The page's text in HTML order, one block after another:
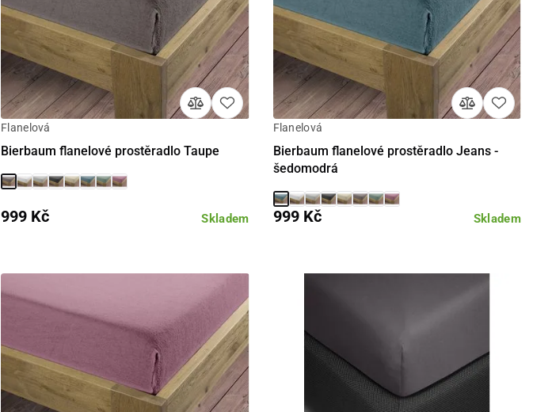
Flanelová
Bierbaum flanelové prostěradlo Taupe
Skladem
999 Kč
Flanelová
Bierbaum flanelové prostěradlo Jeans -
šedomodrá
Skladem
999 Kč